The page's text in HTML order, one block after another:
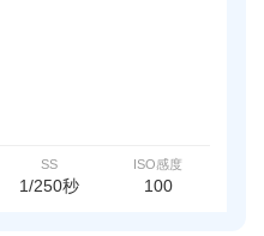
SS
1/250秒
ISO感度
100